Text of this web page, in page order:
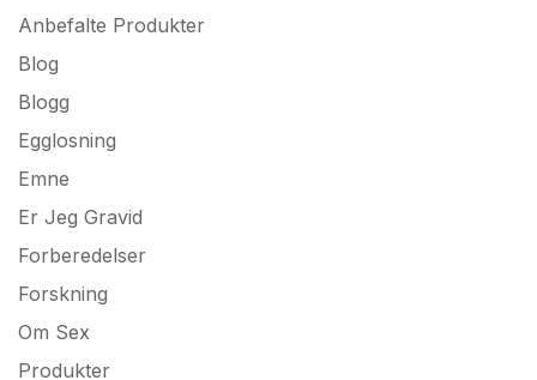
Anbefalte Produkter
Blog
Blogg
Egglosning
Emne
Er Jeg Gravid
Forberedelser
Forskning
Om Sex
Produkter